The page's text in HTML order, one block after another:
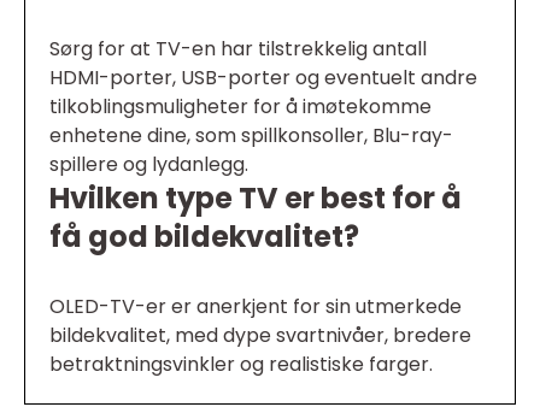
Sørg for at TV-en har tilstrekkelig antall
HDMI-porter, USB-porter og eventuelt andre
tilkoblingsmuligheter for å imøtekomme
enhetene dine, som spillkonsoller, Blu-ray-
spillere og lydanlegg.
Hvilken type TV er best for å
få god bildekvalitet?
OLED-TV-er er anerkjent for sin utmerkede
bildekvalitet, med dype svartnivåer, bredere
betraktningsvinkler og realistiske farger.